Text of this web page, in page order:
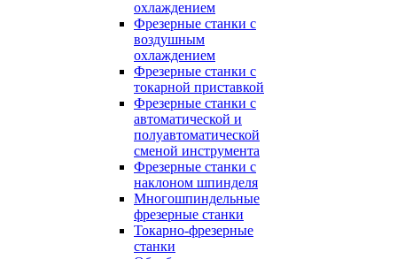
охлаждением
Фрезерные станки с
воздушным
охлаждением
Фрезерные станки с
токарной приставкой
Фрезерные станки с
автоматической и
полуавтоматической
сменой инструмента
Фрезерные станки с
наклоном шпинделя
Многошпиндельные
фрезерные станки
Токарно-фрезерные
станки